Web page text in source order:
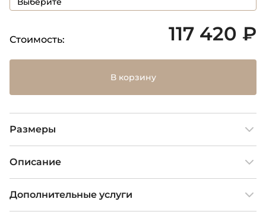
Стоимость: 117 420 ₽
В корзину
Размеры
Описание
Дополнительные услуги